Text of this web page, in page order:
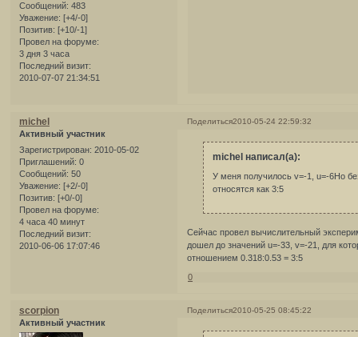
Сообщений: 483
Уважение: [+4/-0]
Позитив: [+10/-1]
Провел на форуме:
3 дня 3 часа
Последний визит:
2010-07-07 21:34:51
Поделиться2010-05-24 22:59:32
michel
Активный участник
Зарегистрирован: 2010-05-02
Приглашений: 0
Сообщений: 50
Уважение: [+2/-0]
Позитив: [+0/-0]
Провел на форуме:
4 часа 40 минут
Последний визит:
2010-06-06 17:07:46
michel написал(а):
У меня получилось v=-1, u=-6Но
относятся как 3:5
Сейчас провел вычислительный
дошел до значений u=-33, v=-21, для
отношением 0.318:0.53 = 3:5
0
Поделиться2010-05-25 08:45:22
scorpion
Активный участник